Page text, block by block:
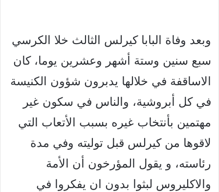
وبعد وفاة البابا كيرلس الثالث خلا الكرسي
سبع سنين وستة أشهر وعشرين يوما، كان
الاساقفة في خلالها يدبرون شؤون الكنيسة
في كل أبروشية، والناس في سكون غير
مهتمين بأنتخاب غيره بسبب
الأتعاب التي
لاقوها من كيرلس قبل توليته وفي مدة
رئاسته، و يقول المؤرخون أن الأمة
والاكليروس لبثوا بدون ان يفكروا في